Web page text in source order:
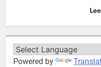
Powered by